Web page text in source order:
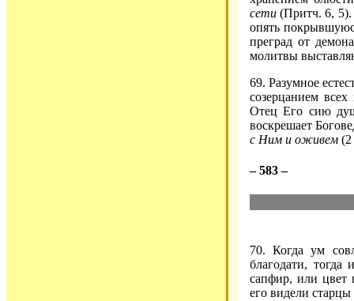
сети (Притч. 6, 5).
опять
преград от
молитвы
69. Разумное
созерцанием
Отец Его сию
воскрешает
с Ним и оживем
– 583 –
70. Когда ум
благодати,
сапфир, или цвет
его видели